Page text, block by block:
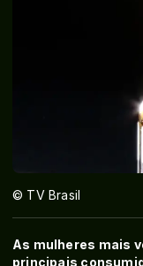
© TV Brasil
As mulheres mais
principais